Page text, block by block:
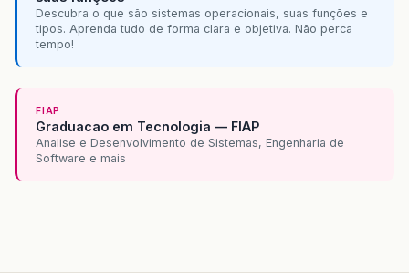
Descubra o que são sistemas operacionais, suas funções e
tipos. Aprenda tudo de forma clara e objetiva. Não perca
tempo!
FIAP
Graduacao em Tecnologia — FIAP
Analise e Desenvolvimento de Sistemas, Engenharia de
Software e mais